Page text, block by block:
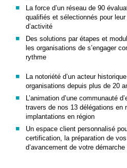
La force d’un réseau de 90
qualifiés et sélectionnés pour
d’activité
Des solutions par étapes et
les organisations de s’engager
rythme
La notoriété d’un acteur
organisations depuis plus de 20
L’animation d’une communauté
travers de nos 13 délégations en
implantations en région
Un espace client personnalisé
certification, la préparation de
d’avancement de votre démarche